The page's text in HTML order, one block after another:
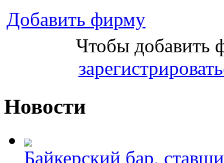
Добавить фирму
Чтобы добавить
Новости
Байкерский бар,